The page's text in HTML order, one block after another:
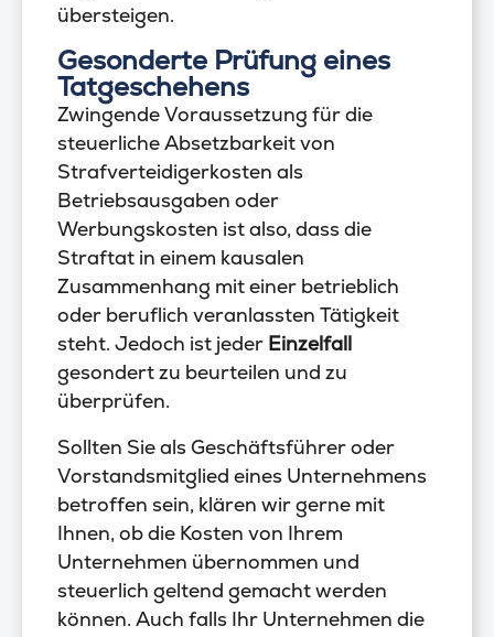
übersteigen.
Gesonderte Prüfung eines
Tatgeschehens
Zwingende Voraussetzung für die
steuerliche Absetzbarkeit von
Strafverteidigerkosten als
Betriebsausgaben oder
Werbungskosten ist also, dass die
Straftat in einem kausalen
Zusammenhang mit einer betrieblich
oder beruflich veranlassten Tätigkeit
steht. Jedoch ist jeder Einzelfall
gesondert zu beurteilen und zu
überprüfen.
Sollten Sie als Geschäftsführer oder
Vorstandsmitglied eines Unternehmens
betroffen sein, klären wir gerne mit
Ihnen, ob die Kosten von Ihrem
Unternehmen übernommen und
steuerlich geltend gemacht werden
können. Auch falls Ihr Unternehmen die